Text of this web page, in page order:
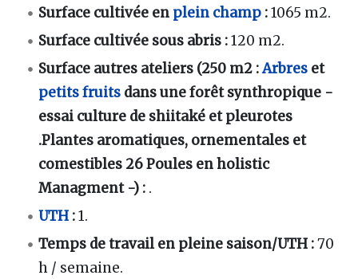
Surface cultivée en plein champ :1065 m2.
Surface cultivée sous abris :120 m2.
Surface autres ateliers (250 m2 :Arbres et
petits fruits dans une forêt synthropique -
essai culture de shiitaké et pleurotes
.Plantes aromatiques, ornementales et
comestibles 26 Poules en holistic
Managment -) : .
UTH :1.
Temps de travail en pleine saison/UTH :70
h / semaine.